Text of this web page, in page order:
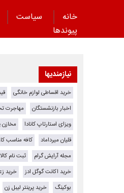
خانه سیاست
پیوند‌ها
نیازمندیها
خرید اقساطی لوازم خانگی
اخبار بازنشستگان
مهاجرت
ویزای استارتاپ کانادا
مخازن
قلیان میرداماد
کافه مناسب
مجله آرایش گرام
ثبت نام
خرید اکانت گوگل ادز
خرید
بوکینگ
خرید پرینتر لیبل زن